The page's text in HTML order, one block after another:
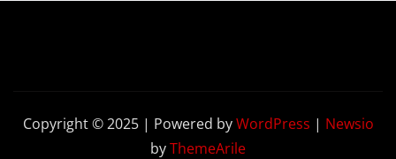
Copyright © 2025 | Powered byWordPress | Newsio
byThemeArile